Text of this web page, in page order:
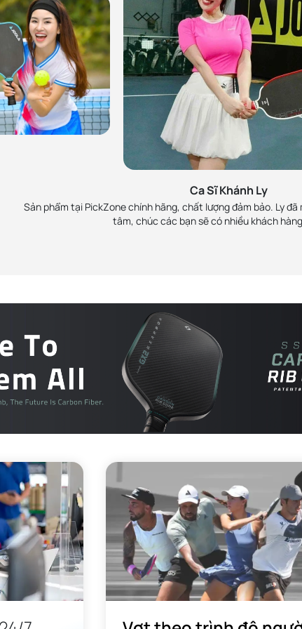
ưu hóa hiệu suất trên sân
mua vợt ở PickZone, đã làm việc và rất
Ca Sĩ Khánh Ly
Sản phẩm tại PickZone chính hãng, chất lượng đảm bảo. Ly
tâm, chúc các bạn sẽ có nhiều khách
Lan